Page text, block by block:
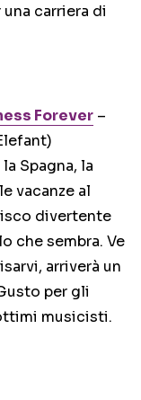
carriera di
Forever –
Spagna, la
vacanze al
divertente
che sembra. Ve
arriverà un
per gli
musicisti.